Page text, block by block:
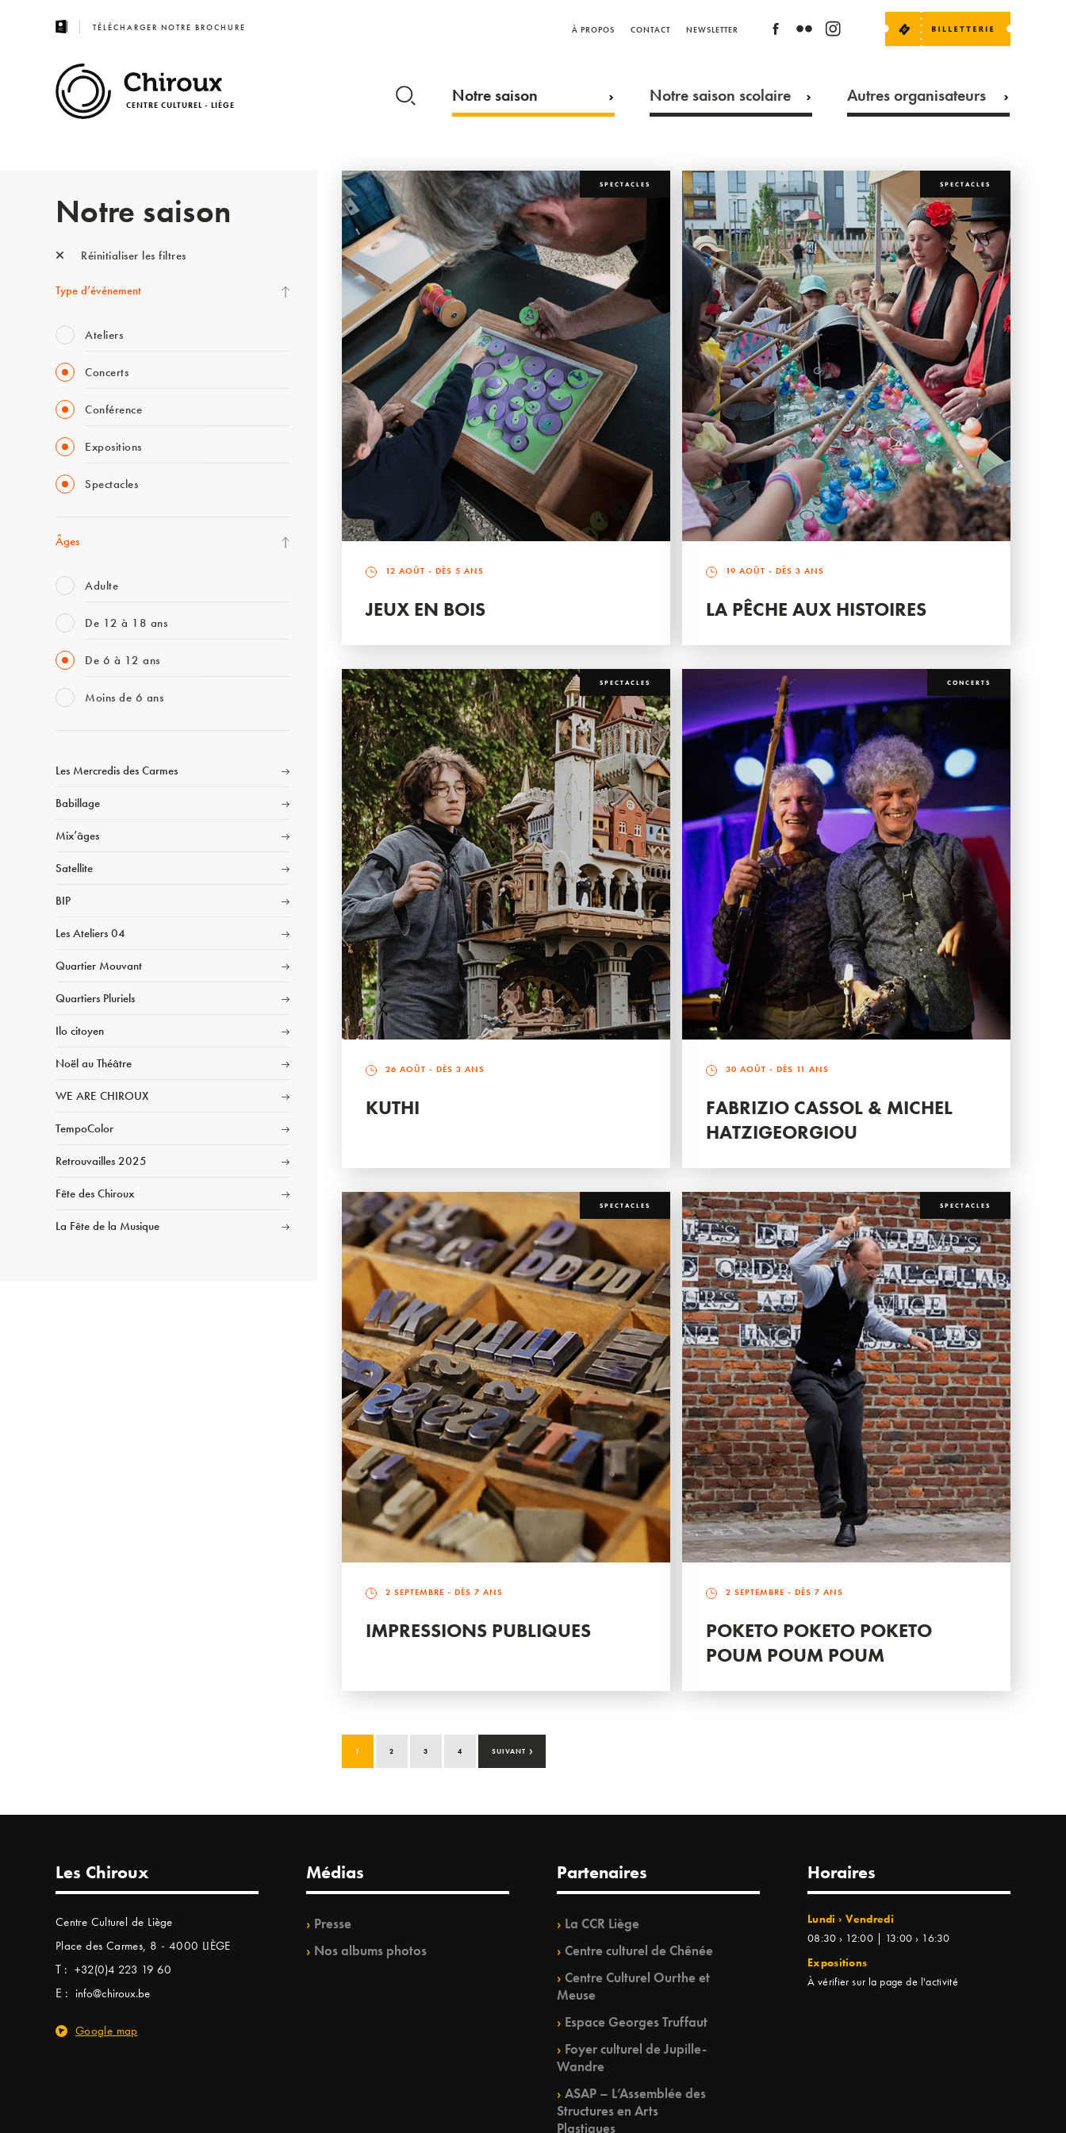
TÉLÉCHARGER NOTRE BROCHURE À PROPOS CONTACT NEWSLETTER
CENTRE CULTUREL - LIÈGE Notre saison Notre saison scolaire Autres organisateurs
Notre saison
Réinitialiser les filtres
Type d’événement
Ateliers
Concerts
Conférence
Expositions
Spectacles
Âges
Adulte
De 12 à 18 ans
De 6 à 12 ans
Moins de 6 ans
Les Mercredis des Carmes
Babillage
Mix’âges
Satellite
BIP
Les Ateliers 04
Quartier Mouvant
Quartiers Pluriels
Ilo citoyen
Noël au Théâtre
WE ARE CHIROUX
TempoColor
Retrouvailles 2025
Fête des Chiroux
La Fête de la Musique
SPECTACLES
12 AOÛT - DÈS 5 ANS
JEUX EN BOIS
SPECTACLES
19 AOÛT - DÈS 3 ANS
LA PÊCHE AUX HISTOIRES
SPECTACLES
26 AOÛT - DÈS 3 ANS
KUTHI
CONCERTS
30 AOÛT - DÈS 11 ANS
FABRIZIO CASSOL & MICHEL
HATZIGEORGIOU
SPECTACLES
2 SEPTEMBRE - DÈS 7 ANS
IMPRESSIONS PUBLIQUES
SPECTACLES
2 SEPTEMBRE - DÈS 7 ANS
POKETO POKETO POKETO
POUM POUM POUM
1 2 3 4 SUIVANT ›
Les Chiroux
Centre Culturel de Liège
Place des Carmes, 8 - 4000 LIÈGE
T : +32(0)4 223 19 60
E : info@chiroux.be
Google map
Médias
Presse
Nos albums photos
Partenaires
La CCR Liège
Centre culturel de Chênée
Centre Culturel Ourthe et
Meuse
Espace Georges Truffaut
Foyer culturel de Jupille-
Wandre
ASAP – L’Assemblée des
Structures en Arts
Plastiques
Horaires
Lundi › Vendredi
08:30 › 12:00 | 13:00 › 16:30
Expositions
À vérifier sur la page de l'activité